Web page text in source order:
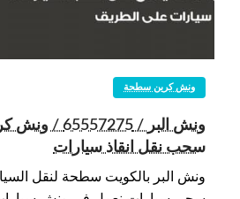
ونش كرين سطحة
ونش البر /
سحب نقل انقاذ سيارات
ونش البر بالكويت سطحة لنقل